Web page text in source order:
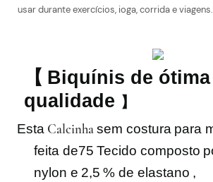
usar durante exercícios, ioga, corrida e viagens.
【 Biquínis de ótima
qualidade 】
Esta Calcinhasem costura para
feita de75 Tecido composto
nylon e 2,5 % de elastano ,